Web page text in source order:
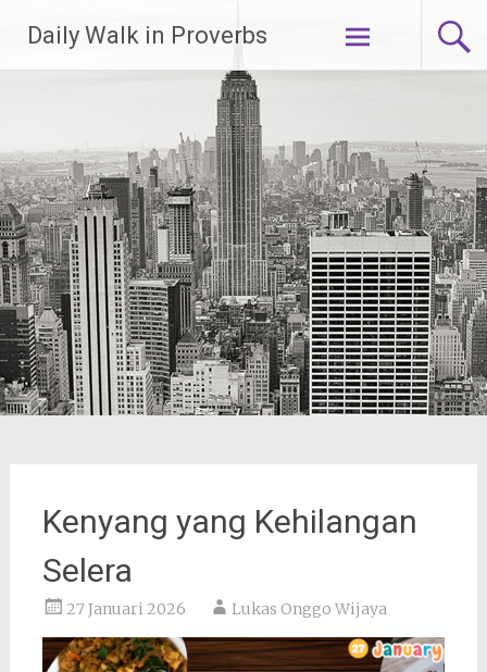
konten
Daily Walk in Proverbs
Kenyang yang Kehilangan
Selera
27 Januari 2026 Lukas Onggo Wijaya